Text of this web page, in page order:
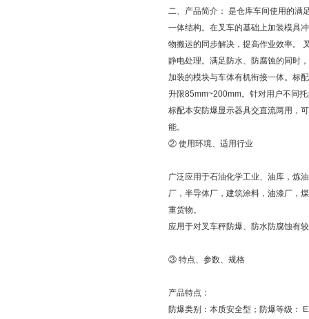
二、产品简介： 是仓库车间使用的满
一体结构。在叉车的基础上加装模具
物搬运的同步解决，提高作业效率。
静电处理。满足防水、防腐蚀的同时
加装的模块与车体有机衔接一体。标
升限85mm~200mm。针对用户不同
标配本安防爆显示器具交直流两用，
能。
② 使用环境、适用行业
广泛应用于石油化学工业、油库，炼
厂，半导体厂，建筑涂料，油漆厂，
重货物。
应用于对叉车秤防爆、防水防腐蚀有
③ 特点、参数、规格
产品特点：
防爆类别：本质安全型；防爆等级：